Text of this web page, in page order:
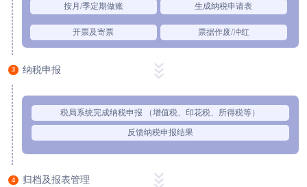
按月/季定期做账 生成纳税申请表
开票及寄票 票据作废/冲红
3 纳税申报
税局系统完成纳税申报 （增值税、印花税、所得税等）
反馈纳税申报结果
4 归档及报表管理